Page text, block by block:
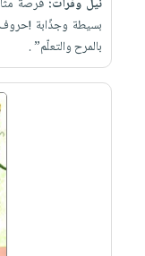
نيل وفرات:فرصة
بسيطة وجذّابة
بالمرح والتعلّم” .